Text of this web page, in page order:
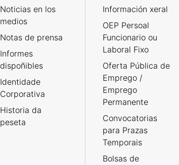
Noticias en los
medios
Notas de prensa
Informes
dispoñibles
Identidade
Corporativa
Historia da
peseta
Información xeral
OEP Persoal
Funcionario ou
Laboral Fixo
Oferta Pública de
Emprego /
Emprego
Permanente
Convocatorias
para Prazas
Temporais
Bolsas de